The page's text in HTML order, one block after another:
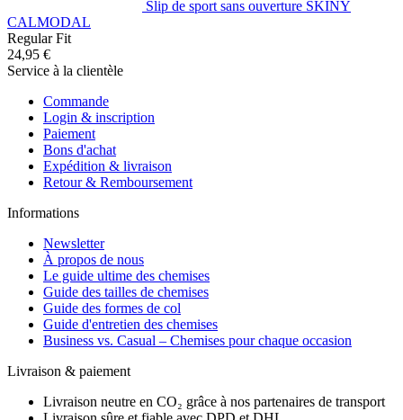
Slip de sport sans ouverture SKINY
CALMODAL
Regular Fit
24,95 €
Service à la clientèle
Commande
Login & inscription
Paiement
Bons d'achat
Expédition & livraison
Retour & Remboursement
Informations
Newsletter
À propos de nous
Le guide ultime des chemises
Guide des tailles de chemises
Guide des formes de col
Guide d'entretien des chemises
Business vs. Casual – Chemises pour chaque occasion
Livraison & paiement
Livraison neutre en CO₂ grâce à nos partenaires de transport